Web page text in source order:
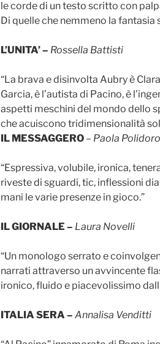
le corde di un testo scritto con
Di quelle che nemmeno la
L’UNITA’ – Rossella Battisti
“La brava e disinvolta Aubry è
Garcia, è l’autista di Pacino, è
aspetti meschini del mondo dello
che acuiscono tridimensionalità
IL MESSAGGERO – Paola Polidoro
“Espressiva, volubile, ironica,
riveste di sguardi, tic, inflessioni
mani le varie presenze in gioco.”
IL GIORNALE – Laura Novelli
“Un monologo serrato e
narrati attraverso un avvincente
ironico, fluido e piacevolissimo
ITALIA SERA – Annalisa Venditti